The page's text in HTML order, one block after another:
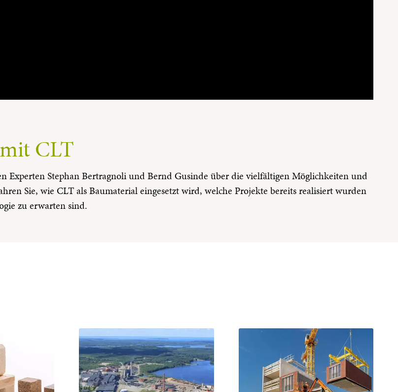
CLT
Experten Stephan Bertragnoli und Bernd Gusinde über die vielfältigen Möglichkeiten und
Sie, wie CLT als Baumaterial eingesetzt wird, welche Projekte bereits realisiert wurden
zu erwarten sind.